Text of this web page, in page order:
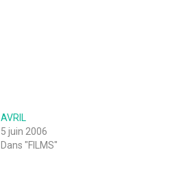
AVRIL
5 juin 2006
Dans "FILMS"